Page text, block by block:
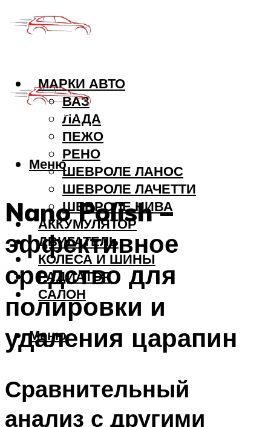
МАРКИ АВТО
ВАЗ
ЛАДА
ПЕЖО
РЕНО
ШЕВРОЛЕ ЛАНОС
ШЕВРОЛЕ ЛАЧЕТТИ
ШЕВРОЛЕ НИВА
АККУМУЛЯТОР
ДВИГАТЕЛЬ
КОЛЕСА И ШИНЫ
РАДИАТОР
САЛОН
Меню
Меню
Nano Polish –
эффективное
средство для
полировки и
удаления царапин
Сравнительный
анализ с другими